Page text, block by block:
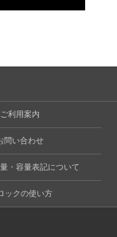
ご利用案内
問い合わせ
・容量表記について
ックの使い方